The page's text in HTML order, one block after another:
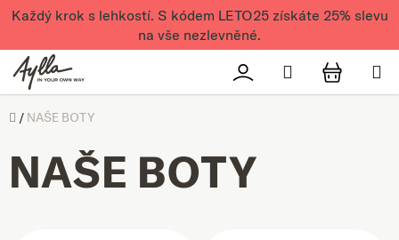
Přejít na obsah
Každý krok s lehkostí. S kódem LETO25 získáte 25% slevu
na vše nezlevněné.
Přihlášení
Hledat
Úvod
/ NAŠE BOTY
NAŠE BOTY